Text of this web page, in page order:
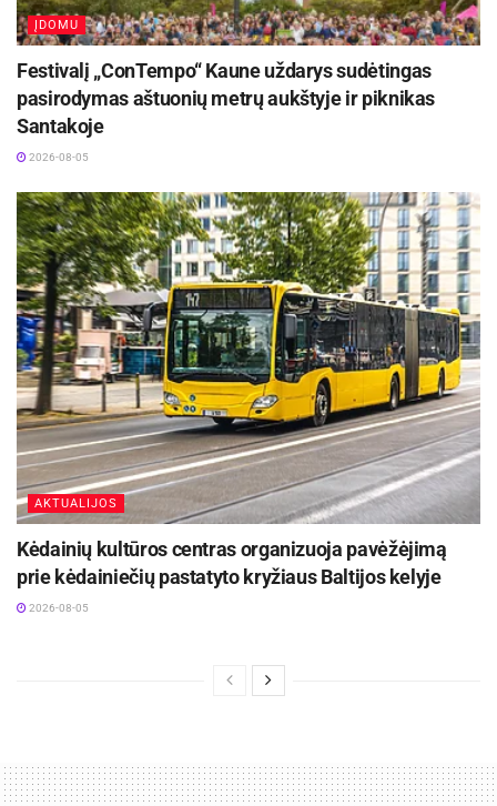
ĮDOMU
Festivalį „ConTempo“ Kaune uždarys sudėtingas
pasirodymas aštuonių metrų aukštyje ir piknikas
Santakoje
2026-08-05
AKTUALIJOS
Kėdainių kultūros centras organizuoja pavėžėjimą
prie kėdainiečių pastatyto kryžiaus Baltijos kelyje
2026-08-05